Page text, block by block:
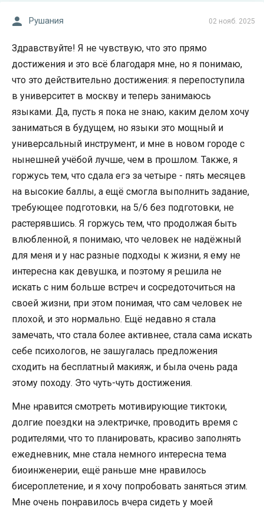
02 нояб. 2025
Рушания
Здравствуйте! Я не чувствую, что это прямо
достижения и это всё благодаря мне, но я понимаю,
что это действительно достижения: я перепоступила
в университет в москву и теперь занимаюсь
языками. Да, пусть я пока не знаю, каким делом хочу
заниматься в будущем, но языки это мощный и
универсальный инструмент, и мне в новом городе с
нынешней учёбой лучше, чем в прошлом. Также, я
горжусь тем, что сдала егэ за четыре - пять месяцев
на высокие баллы, а ещё смогла выполнить задание,
требующее подготовки, на 5/6 без подготовки, не
растерявшись. Я горжусь тем, что продолжая быть
влюбленной, я понимаю, что человек не надёжный
для меня и у нас разные подходы к жизни, я ему не
интересна как девушка, и поэтому я решила не
искать с ним больше встреч и сосредоточиться на
своей жизни, при этом понимая, что сам человек не
плохой, и это нормально. Ещё недавно я стала
замечать, что стала более активнее, стала сама искать
себе психологов, не зашугалась предложения
сходить на бесплатный макияж, и была очень рада
этому походу. Это чуть-чуть достижения.
Мне нравится смотреть мотивирующие тиктоки,
долгие поездки на электричке, проводить время с
родителями, что то планировать, красиво заполнять
ежедневник, мне стала немного интересна тема
биоинженерии, ещё раньше мне нравилось
бисероплетение, и я хочу попробовать заняться этим.
Мне очень понравилось вчера сидеть у моей